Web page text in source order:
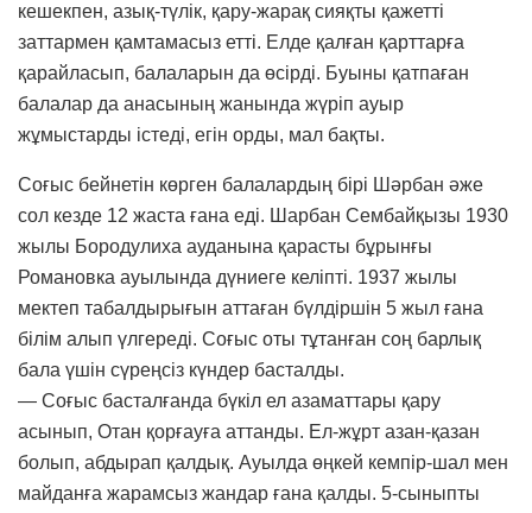
кешекпен, азық-түлік, қару-жарақ сияқты қажетті
заттармен қамтамасыз етті. Елде қалған қарттарға
қарайласып, балаларын да өсірді. Буыны қатпаған
балалар да анасының жанында жүріп ауыр
жұмыстарды істеді, егін орды, мал бақты.
Соғыс бейнетін көрген балалардың бірі Шәрбан әже
сол кезде 12 жаста ғана еді. Шарбан Сембайқызы 1930
жылы Бородулиха ауданына қарасты бұрынғы
Романовка ауылында дүниеге келіпті. 1937 жылы
мектеп табалдырығын аттаған бүлдіршін 5 жыл ғана
білім алып үлгереді. Соғыс оты тұтанған соң барлық
бала үшін сүреңсіз күндер басталды.
— Соғыс басталғанда бүкіл ел азаматтары қару
асынып, Отан қорғауға аттанды. Ел-жұрт азан-қазан
болып, абдырап қалдық. Ауылда өңкей кемпір-шал мен
майданға жарамсыз жандар ғана қалды. 5-сыныпты